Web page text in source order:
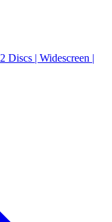
Discs | Widescreen |